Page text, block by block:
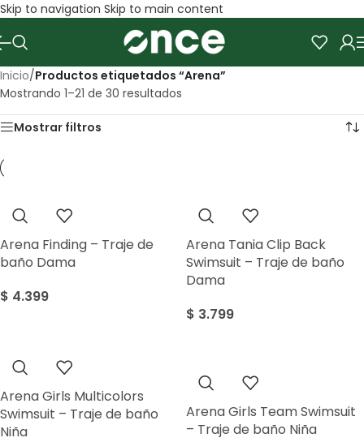
Skip to navigation Skip to main content
Inicio/Productos etiquetados “Arena”
Mostrando 1–21 de 30 resultados
Mostrar filtros
Arena Finding – Traje de
baño Dama
$ 4.399
Arena Tania Clip Back
Swimsuit – Traje de baño
Dama
$ 3.799
Arena Girls Multicolors
Swimsuit – Traje de baño
Niña
Arena Girls Team Swimsuit
– Traje de baño Niña